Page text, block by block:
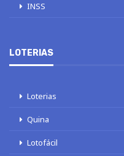
INSS
LOTERIAS
Loterias
Quina
Lotofácil